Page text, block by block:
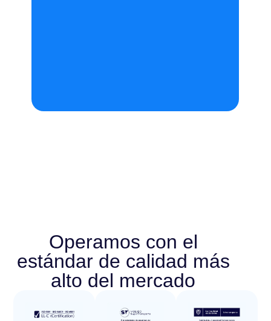
Operamos con el
estándar de calidad más
alto del mercado